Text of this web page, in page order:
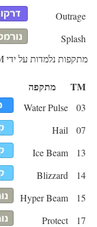
Outrage
Splash
מתקפות נלמדות על ידי TM
TM מתקפה
03
Water Pulse
07
Hail
13
Ice Beam
14
Blizzard
15
Hyper Beam
17
Protect